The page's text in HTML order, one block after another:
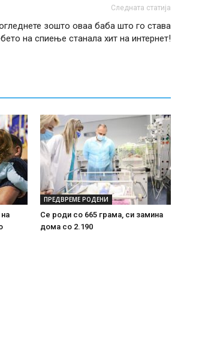
Следната статија
зошто оваа баба што го става
на спиење станала хит на интернет!
ПРЕДВРЕМЕ РОДЕНИ
Се роди со 665 грама, си замина
дома со 2.190